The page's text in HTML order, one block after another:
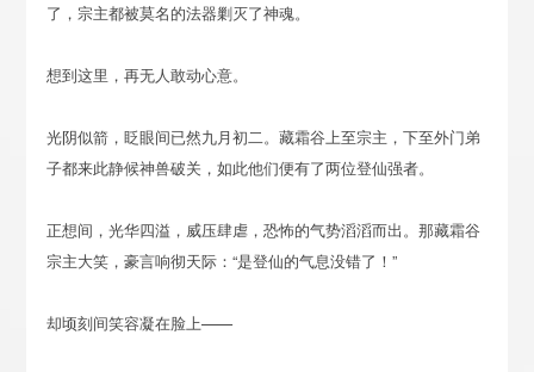
了，宗主都被莫名的法器剿灭了神魂。
想到这里，再无人敢动心意。
光阴似箭，眨眼间已然九月初二。藏霜谷上至宗主，下至外门弟
子都来此静候神兽破关，如此他们便有了两位登仙强者。
正想间，光华四溢，威压肆虐，恐怖的气势滔滔而出。那藏霜谷
宗主大笑，豪言响彻天际：“是登仙的气息没错了！”
却顷刻间笑容凝在脸上——